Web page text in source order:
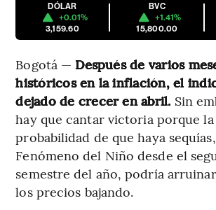
DÓLAR
+0.01%
3,159.60
BVC
+1.41%
15,800.00
Bogotá — Después de varios
históricos en la inflación, el
dejado de crecer en abril. Sin
hay que cantar victoria porque la
probabilidad de que haya
Fenómeno del Niño desde el
semestre del año, podría
los precios bajando.